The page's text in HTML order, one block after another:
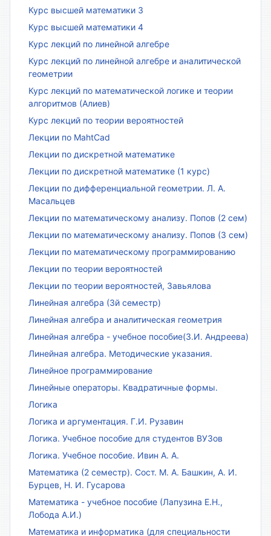
Курс высшей математики 3
Курс высшей математики 4
Курс лекций по линейной алгебре
Курс лекций по линейной алгебре и аналитической
геометрии
Курс лекций по математической логике и теории
алгоритмов (Алиев)
Курс лекций по теории вероятностей
Лекции по MahtCad
Лекции по дискретной математике
Лекции по дискретной математике (1 курс)
Лекции по дифференциальной геометрии. Л. А.
Масальцев
Лекции по математическому анализу. Попов (2 сем)
Лекции по математическому анализу. Попов (3 сем)
Лекции по математическому программированию
Лекции по теории вероятностей
Лекции по теории вероятностей, Завьялова
Линейная алгебра (3й семестр)
Линейная алгебра и аналитическая геометрия
Линейная алгебра - учебное пособие(З.И. Андреева)
Линейная алгебра. Методические указания.
Линейное программирование
Линейные операторы. Квадратичные формы.
Логика
Логика и аргументация. Г.И. Рузавин
Логика. Учебное пособие для студентов ВУЗов
Логика. Учебное пособие. Ивин А. А.
Математика (2 семестр). Сост. М. А. Башкин, А. И.
Бурцев, Н. И. Гусарова
Математика - учебное пособие (Лапузина Е.Н.,
Лобода А.И.)
Математика и информатика (для специальности